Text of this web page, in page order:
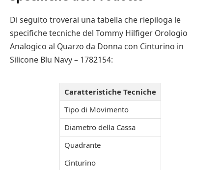
Di seguito troverai una tabella che riepiloga le
specifiche tecniche del Tommy Hilfiger Orologio
Analogico al Quarzo da Donna con Cinturino in
Silicone Blu Navy – 1782154:
Caratteristiche Tecniche
Tipo di Movimento
Diametro della Cassa
Quadrante
Cinturino